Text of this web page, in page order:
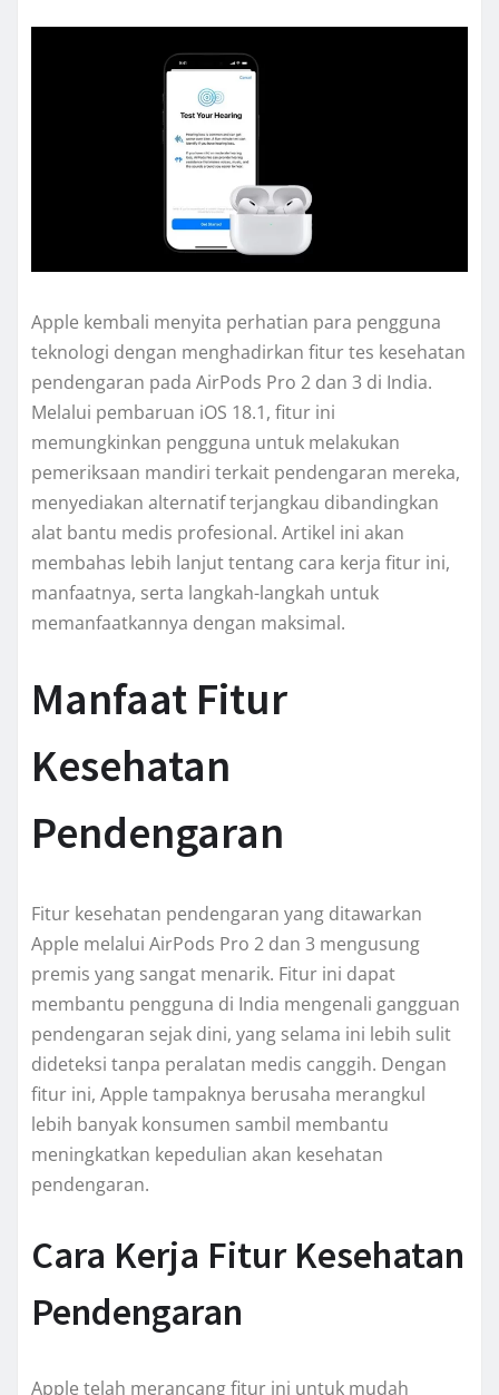
Apple kembali menyita perhatian para pengguna
teknologi dengan menghadirkan fitur tes kesehatan
pendengaran pada AirPods Pro 2 dan 3 di India.
Melalui pembaruan iOS 18.1, fitur ini
memungkinkan pengguna untuk melakukan
pemeriksaan mandiri terkait pendengaran mereka,
menyediakan alternatif terjangkau dibandingkan
alat bantu medis profesional. Artikel ini akan
membahas lebih lanjut tentang cara kerja fitur ini,
manfaatnya, serta langkah-langkah untuk
memanfaatkannya dengan maksimal.
Manfaat Fitur
Kesehatan
Pendengaran
Fitur kesehatan pendengaran yang ditawarkan
Apple melalui AirPods Pro 2 dan 3 mengusung
premis yang sangat menarik. Fitur ini dapat
membantu pengguna di India mengenali gangguan
pendengaran sejak dini, yang selama ini lebih sulit
dideteksi tanpa peralatan medis canggih. Dengan
fitur ini, Apple tampaknya berusaha merangkul
lebih banyak konsumen sambil membantu
meningkatkan kepedulian akan kesehatan
pendengaran.
Cara Kerja Fitur Kesehatan
Pendengaran
Apple telah merancang fitur ini untuk mudah